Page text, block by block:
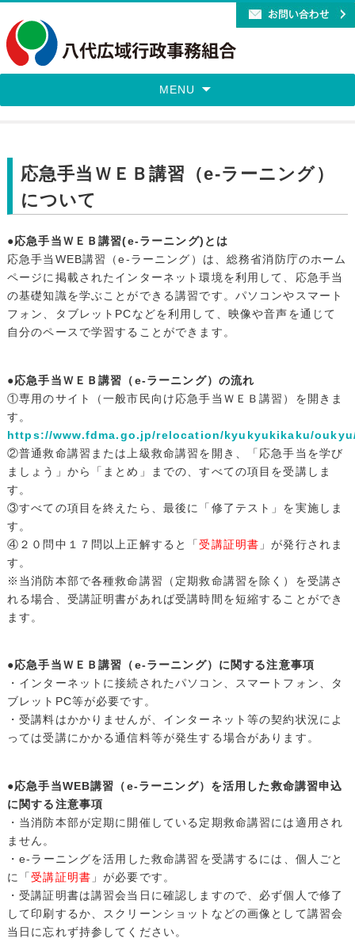
MENU
応急手当ＷＥＢ講習（e-ラーニング）
について
●応急手当ＷＥＢ講習(e-ラーニング)とは
応急手当WEB講習（e-ラーニング）は、総務省消防庁のホーム
ページに掲載されたインターネット環境を利用して、応急手当
の基礎知識を学ぶことができる講習です。パソコンやスマート
フォン、タブレットPCなどを利用して、映像や音声を通じて
自分のペースで学習することができます。
●応急手当ＷＥＢ講習（e-ラーニング）の流れ
①専用のサイト（一般市民向け応急手当ＷＥＢ講習）を開きま
す。
https://www.fdma.go.jp/relocation/kyukyukikaku/
②普通救命講習または上級救命講習を開き、「応急手当を学び
ましょう」から「まとめ」までの、すべての項目を受講しま
す。
③すべての項目を終えたら、最後に「修了テスト」を実施しま
す。
④２０問中１７問以上正解すると「受講証明書 」が発行されま
す。
※当消防本部で各種救命講習（定期救命講習を除く）を受講さ
れる場合、受講証明書があれば受講時間を短縮することができ
ます。
●応急手当ＷＥＢ講習（e-ラーニング）に関する注意事項
・インターネットに接続されたパソコン、スマートフォン、タ
ブレットPC等が必要です。
・受講料はかかりませんが、インターネット等の契約状況によ
っては受講にかかる通信料等が発生する場合があります。
●応急手当WEB講習（e-ラーニング）を活用した救命講習申込
に関する注意事項
・当消防本部が定期に開催している定期救命講習には適用され
ません。
・e-ラーニングを活用した救命講習を受講するには、個人ごと
に「受講証明書 」が必要です。
・受講証明書は講習会当日に確認しますので、必ず個人で修了
して印刷するか、スクリーンショットなどの画像として講習会
当日に忘れず持参してください。